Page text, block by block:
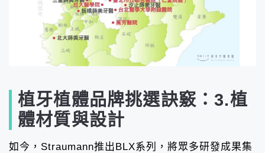
植牙植體品牌挑選訣竅：3.植
體材質與設計
如今，Straumann推出BLX系列，將眾多研發成果集